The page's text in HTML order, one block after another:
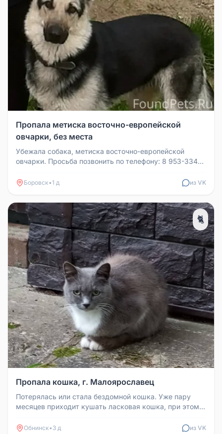
Пропала метиска восточно-европейской
овчарки, без места
Убежала собака, метиска восточно-европейской
овчарки. Просьба позвонить по телефону: 8 953-334-
Боровск•1 д из VK
🐈
Пропала кошка, г. Малоярославец
Потерялась или стала бездомной кошка. Уже пару
месяцев приходит кушать ласковая кошка, при этом
Обнинск• 3 д из VK